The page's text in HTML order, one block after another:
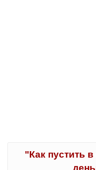
"Как пустить